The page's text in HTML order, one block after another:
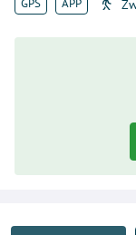
GPS APP